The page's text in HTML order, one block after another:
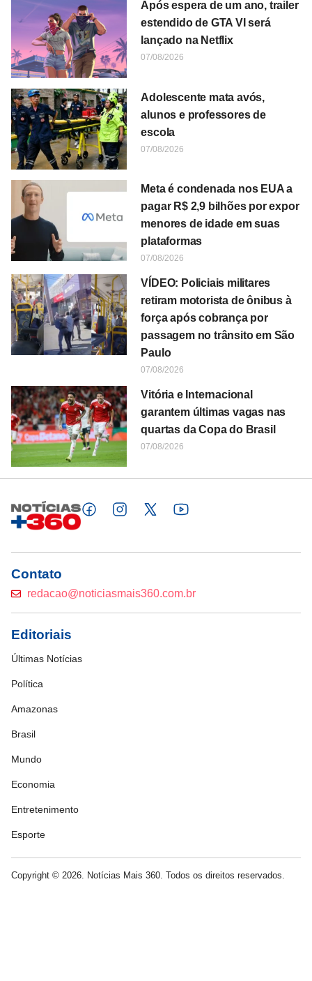
Após espera de um ano, trailer
estendido de GTA VI será
lançado na Netflix
07/08/2026
Adolescente mata avós,
alunos e professores de
escola
07/08/2026
Meta é condenada nos EUA a
pagar R$ 2,9 bilhões por expor
menores de idade em suas
plataformas
07/08/2026
VÍDEO: Policiais militares
retiram motorista de ônibus à
força após cobrança por
passagem no trânsito em São
Paulo
07/08/2026
Vitória e Internacional
garantem últimas vagas nas
quartas da Copa do Brasil
07/08/2026
Contato
redacao@noticiasmais360.com.br
Editoriais
Últimas Notícias
Política
Amazonas
Brasil
Mundo
Economia
Entretenimento
Esporte
Copyright © 2026. Notícias Mais 360. Todos os direitos reservados.